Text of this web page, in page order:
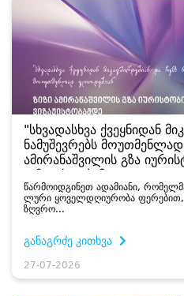
"სხვადასხვა ქვეყნიდან
ნამუშევრებს
ამირანაშვილის გზა
ვიზაჟისტობამდე
წარ­მო­იდ­გი­ნეთ ადა­მი­ა­ნი,
ლუ­რი ყო­ველ­დღი­უ­რო­ბა ფე­რე­ბით,
ზღვრო...
განაგრძე კითხვა
27-07-2026